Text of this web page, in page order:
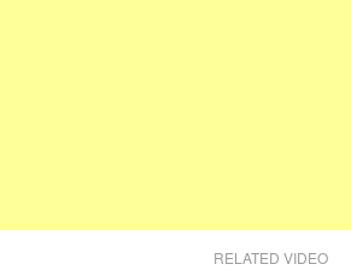
RELATED VIDEO